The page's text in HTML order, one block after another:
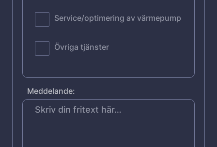
Service/optimering av värmepump
Övriga tjänster
Meddelande: